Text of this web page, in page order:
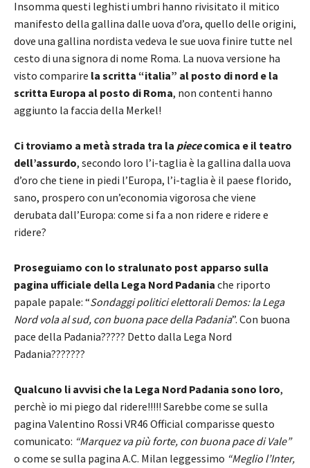
Insomma questi leghisti umbri hanno rivisitato il mitico
manifesto della gallina dalle uova d’ora, quello delle origini,
dove una gallina nordista vedeva le sue uova finire tutte nel
cesto di una signora di nome Roma. La nuova versione ha
visto comparire la scritta “italia” al posto di nord e la
scritta Europa al posto di Roma, non contenti hanno
aggiunto la faccia della Merkel!
Ci troviamo a metà strada tra la piececomica e il teatro
dell’assurdo, secondo loro l’i-taglia è la gallina dalla uova
d’oro che tiene in piedi l’Europa, l’i-taglia è il paese florido,
sano, prospero con un’economia vigorosa che viene
derubata dall’Europa: come si fa a non ridere e ridere e
ridere?
Proseguiamo con lo stralunato post apparso sulla
pagina ufficiale della Lega Nord Padania che riporto
papale papale: “Sondaggi politici elettorali Demos: la Lega
Nord vola al sud, con buona pace della Padania”. Con buona
pace della Padania????? Detto dalla Lega Nord
Padania???????
Qualcuno li avvisi che la Lega Nord Padania sono loro,
perchè io mi piego dal ridere!!!!! Sarebbe come se sulla
pagina Valentino Rossi VR46 Official comparisse questo
comunicato: “Marquez va più forte, con buona pace di Vale”
o come se sulla pagina A.C. Milan leggessimo “Meglio l’Inter,